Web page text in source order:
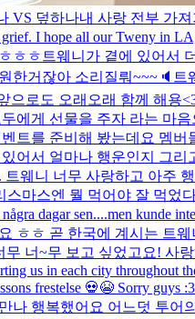
VS 덮하나내 사랑 전부 가져
grief. I hope all our Tweny in
ㅎㅎ 트웨니가 곁에 있어서
한거잖아 소리질뤄~~~🔈 트
으로도 오래오래 함께 해용
에게 선물을 주자 라는 마
트를 준비해 봤는데요 멤버
어서 얼마나 행운인지 그
트웨니 너무 사랑하고 아주
스마스엔 뭘 먹어야 잘 먹었
några dagar sen....men kunde
ㅎㅎ 곧 한국에 계시는 트
무 너~무 보고 싶었고요! 사
us in each city throughout
frestelse 💀😭 Sorry guys :3
나 행복했어요 어느덧 투어